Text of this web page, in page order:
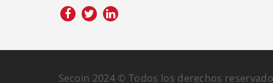
Secoin 2024 © Todos los derechos